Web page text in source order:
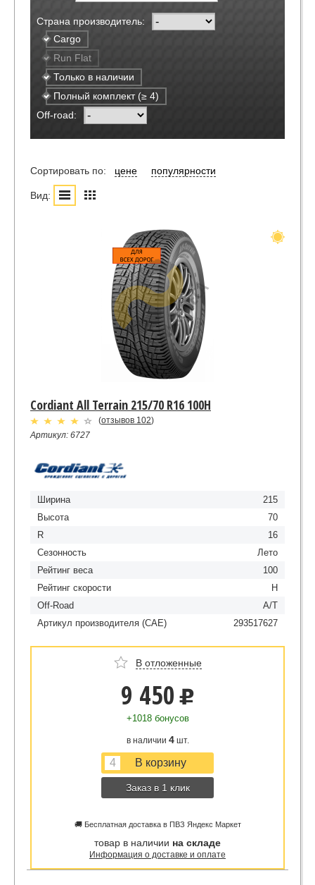
Страна производитель:
Cargo
Run Flat
Только в наличии
Полный комплект (≥ 4)
Off-road:
Сортировать по: цене популярности
Вид:
Cordiant All Terrain 215/70 R16 100H
(отзывов 102)
Артикул: 6727
Ширина
215
Высота
70
R
16
Сезонность
Лето
Рейтинг веса
100
Рейтинг скорости
H
Off-Road
A/T
Артикул производителя (CAE)
293517627
В отложенные
9 450 u
+1018 бонусов
в наличии 4шт.
Заказ в 1 клик
🚚 Бесплатная доставка в ПВЗ Яндекс Маркет
товар в наличии на складе
Информация о доставке и оплате